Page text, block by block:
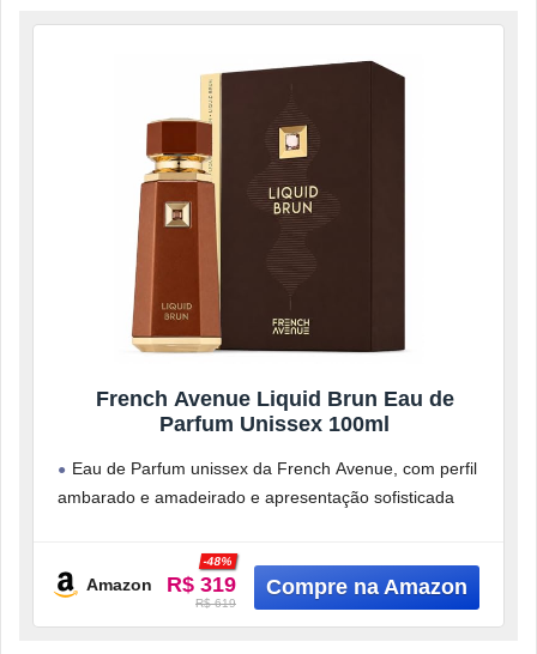
French Avenue Liquid Brun Eau de
Parfum Unissex 100ml
Eau de Parfum unissex da French Avenue, com perfil
ambarado e amadeirado e apresentação sofisticada
Amazon
R$ 319
-48%
R$ 619